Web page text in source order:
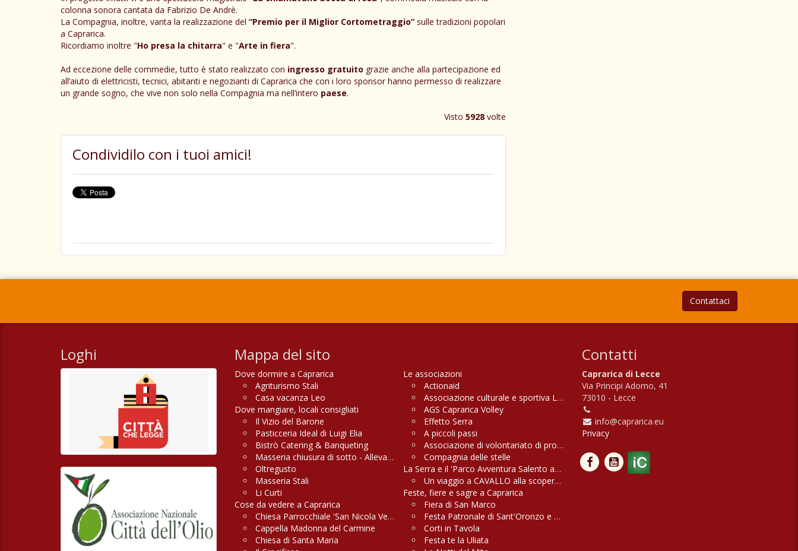
colonna sonora cantata da Fabrizio De Andrè.
La Compagnia, inoltre, vanta la realizzazione del “Premio per il Miglior Cortometraggio” sulle tradizioni popolari
a Caprarica.
Ricordiamo inoltre "Ho presa la chitarra" e "Arte in fiera".
Ad eccezione delle commedie, tutto è stato realizzato con ingresso gratuito grazie anche alla partecipazione ed
all’aiuto di elettricisti, tecnici, abitanti e negozianti di Caprarica che con i loro sponsor hanno permesso di realizzare
un grande sogno, che vive non solo nella Compagnia ma nell’intero paese.
Visto 5928 volte
Condividilo con i tuoi amici!
Contattaci
Loghi Mappa del sito
Dove dormire a Caprarica
Agriturismo Stali
Casa vacanza Leo
Dove mangiare, locali consigliati
Il Vizio del Barone
Pasticceria Ideal di Luigi Elia
Bistrò Catering & Banqueting
Masseria chiusura di sotto - Allevamenti, Macelleria e Griglieria
Oltregusto
Masseria Stali
Li Curti
Cose da vedere a Caprarica
Chiesa Parrocchiale 'San Nicola Vescovo'
Cappella Madonna del Carmine
Chiesa di Santa Maria
Le associazioni
Actionaid
Associazione culturale e sportiva Levante
AGS Caprarica Volley
Effetto Serra
A piccoli passi
Associazione di volontariato di protezione civile 'Orsa maggiore'
Compagnia delle stelle
La Serra e il 'Parco Avventura Salento adventures'
Un viaggio a CAVALLO alla scoperta del SALENTO più autentico
Feste, fiere e sagre a Caprarica
Fiera di San Marco
Festa Patronale di Sant'Oronzo e San Nicola
Corti in Tavola
Festa te la Uliata
Contatti
Caprarica di Lecce
Via Principi Adorno, 41
73010 - Lecce
info@caprarica.eu
Privacy